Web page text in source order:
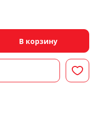
В корзину